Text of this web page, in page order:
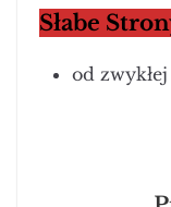
Słabe
od